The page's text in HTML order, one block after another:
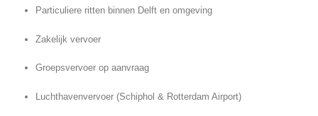
Particuliere ritten binnen Delft en omgeving
Zakelijk vervoer
Groepsvervoer op aanvraag
Luchthavenvervoer (Schiphol & Rotterdam Airport)